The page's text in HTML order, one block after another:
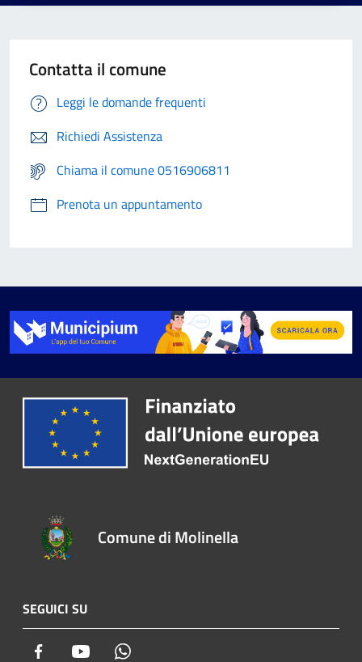
Contatta il comune
Leggi le domande frequenti
Richiedi Assistenza
Chiama il comune 0516906811
Prenota un appuntamento
Comune di Molinella
SEGUICI SU
Facebook Youtube